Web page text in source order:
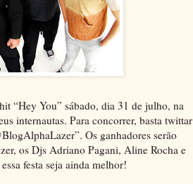
“Hey You” sábado, dia 31 de julho, na
internautas. Para concorrer, basta twittar
Os ganhadores serão
os Djs Adriano Pagani, Aline Rocha e
festa seja ainda melhor!